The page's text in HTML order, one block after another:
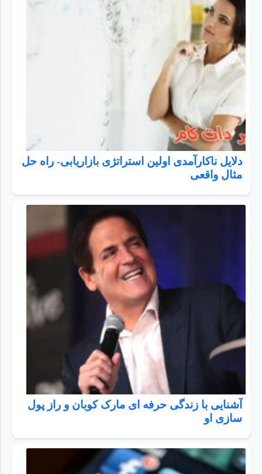
دلایل ناکارآمدی اولین استراتژی بازاریابی- راه حل
مثال واقعی
آشنایی با زندگی حرفه ای مارک کوبان و راز پول
سازی او